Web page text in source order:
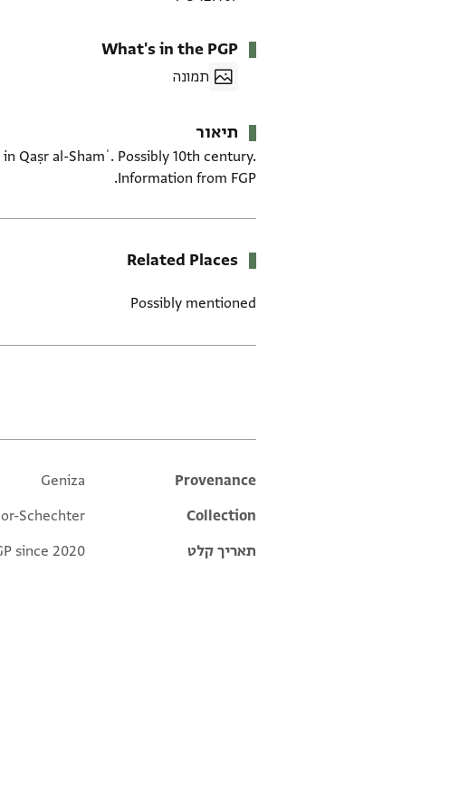
What's in the PGP
תמונה
תיאור
Qaṣr al-Shamʿ. Possibly 10th century.
Information from FGP.
Related Places
Possibly mentioned
Additional metadata
Provenance
Geniza
Collection
Schechter
תאריך קלט
since 2020